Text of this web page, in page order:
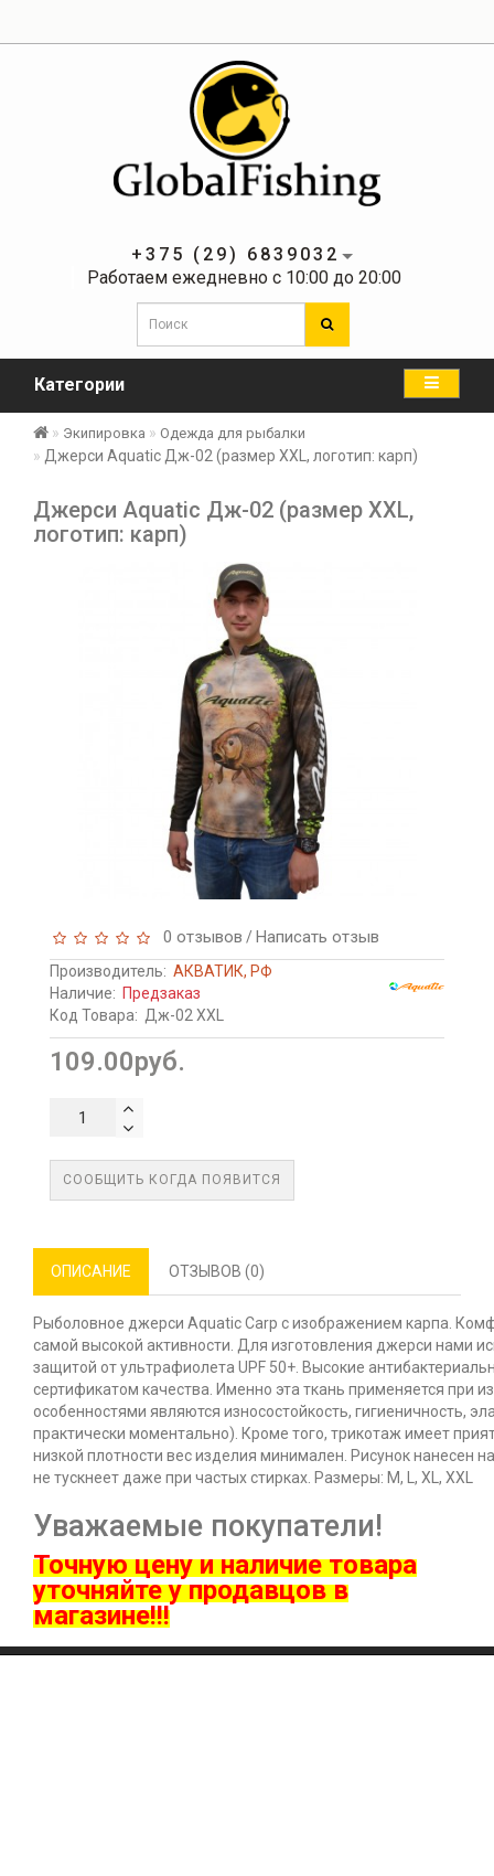
+375 (29) 6839032
Работаем ежедневно с 10:00 до 20:00
Категории
Экипировка Одежда для рыбалки
Джерси Aquatic Дж-02 (размер XXL, логотип: карп)
Джерси Aquatic Дж-02 (размер XXL,
логотип: карп)
0 отзывов /Написать отзыв
Производитель: АКВАТИК, РФ
Наличие: Предзаказ
Код Товара: Дж-02 XXL
109.00руб.
СООБЩИТЬ КОГДА ПОЯВИТСЯ
ОПИСАНИЕ ОТЗЫВОВ (0)
Рыболовное джерси Aquatic Carp с изображением карпа.
самой высокой активности. Для изготовления джерси нами
защитой от ультрафиолета UPF 50+. Высокие
сертификатом качества. Именно эта ткань применяется при
особенностями являются износостойкость, гигиеничность,
практически моментально). Кроме того, трикотаж имеет
низкой плотности вес изделия минимален. Рисунок нанесен
не тускнеет даже при частых стирках. Размеры: M, L, XL, XXL
Уважаемые покупатели!
Точную цену и наличие товара
уточняйте у продавцов в
магазине!!!